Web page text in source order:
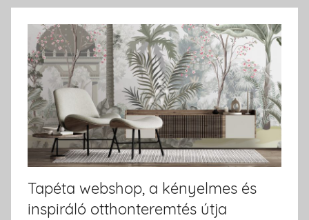
Tapéta webshop, a kényelmes és
inspiráló otthonteremtés útja